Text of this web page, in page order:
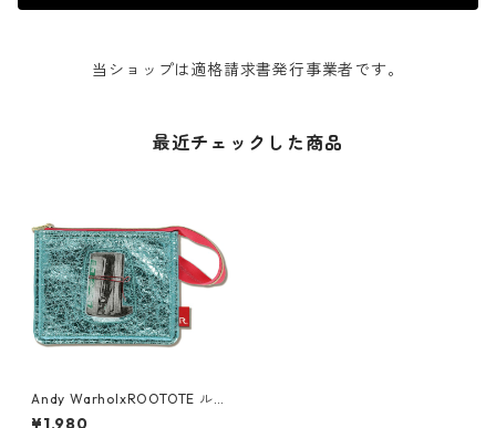
当ショップは適格請求書発行事業者です。
最近チェックした商品
Andy WarholxROOTOTE ルー
トート ポーチ アンディ・ウォ
¥1,980